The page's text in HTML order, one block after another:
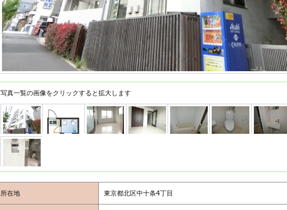
写真一覧の画像をクリックすると拡大します
所在地 東京都北区中十条4丁目